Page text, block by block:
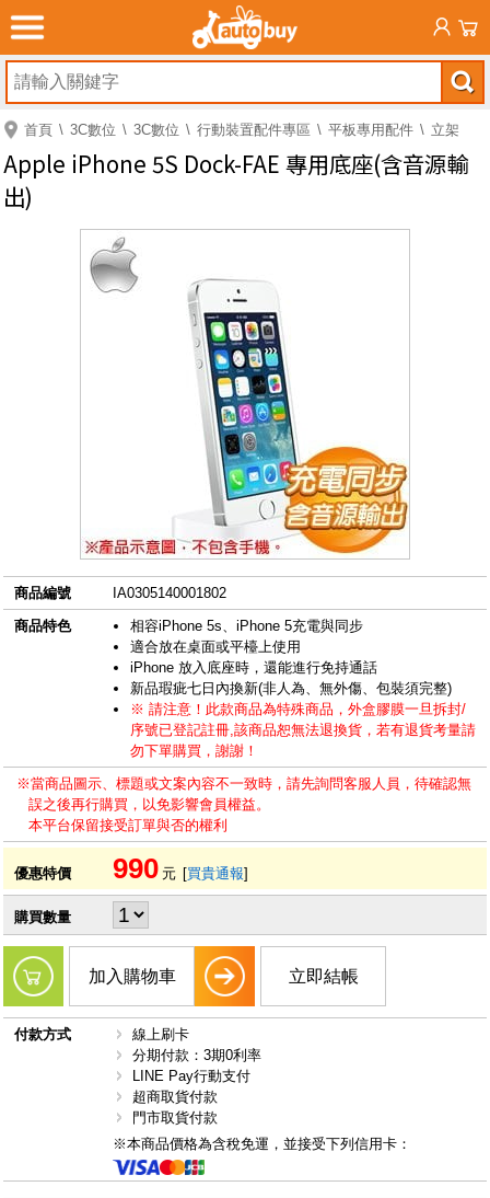
首頁 3C數位 3C數位 行動裝置配件專區 平板專用配件 立架
Apple iPhone 5S Dock-FAE 專用底座(含音源輸
出)
商品編號
IA0305140001802
商品特色
相容iPhone 5s、iPhone 5充電與同步
適合放在桌面或平檯上使用
iPhone 放入底座時，還能進行免持通話
新品瑕疵七日內換新(非人為、無外傷、包裝須完整)
※ 請注意！此款商品為特殊商品，外盒膠膜一旦拆封/
序號已登記註冊,該商品恕無法退換貨，若有退貨考量請
勿下單購買，謝謝！
※當商品圖示、標題或文案內容不一致時，請先詢問客服人員，待確認無
誤之後再行購買，以免影響會員權益。
本平台保留接受訂單與否的權利
優惠特價 990 元 [買貴通報]
購買數量
加入購物車 立即結帳
付款方式
線上刷卡
分期付款：3期0利率
LINE Pay行動支付
超商取貨付款
門市取貨付款
※本商品價格為含稅免運，並接受下列信用卡：